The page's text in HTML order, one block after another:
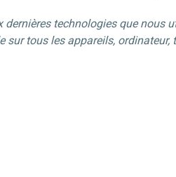
dernières technologies que nous
sur tous les appareils, ordinateur,